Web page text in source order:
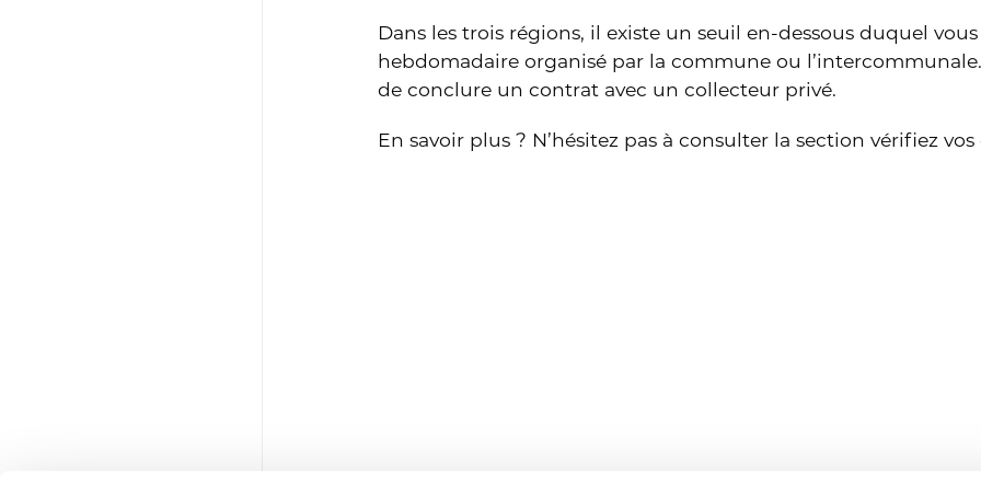
Dans les trois régions, il existe un seuil en-dessous duquel
hebdomadaire organisé par la commune ou
de conclure un contrat avec un collecteur privé.
En savoir plus ? N’hésitez pas à consulter la section vérifiez